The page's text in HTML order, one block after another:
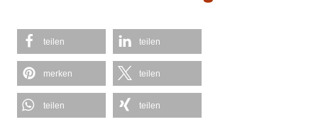
teilen teilen
merken teilen
teilen teilen